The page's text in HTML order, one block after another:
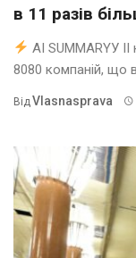
в 11 разів
AI SUMMARYУ ІІ
8080 компаній, що в
Від Vlasnasprava